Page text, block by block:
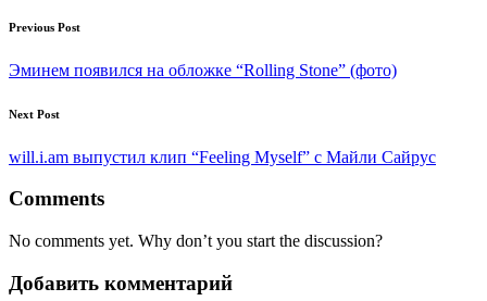
Post
navigation
Previous Post
Эминем появился на обложке “Rolling Stone” (фото)
Next Post
will.i.am выпустил клип “Feeling Myself” с Майли Сайрус
Comments
No comments yet. Why don’t you start the discussion?
Добавить комментарий